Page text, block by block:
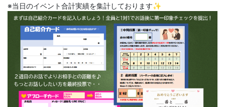
※当日のイベント合計実績を集計しております✨